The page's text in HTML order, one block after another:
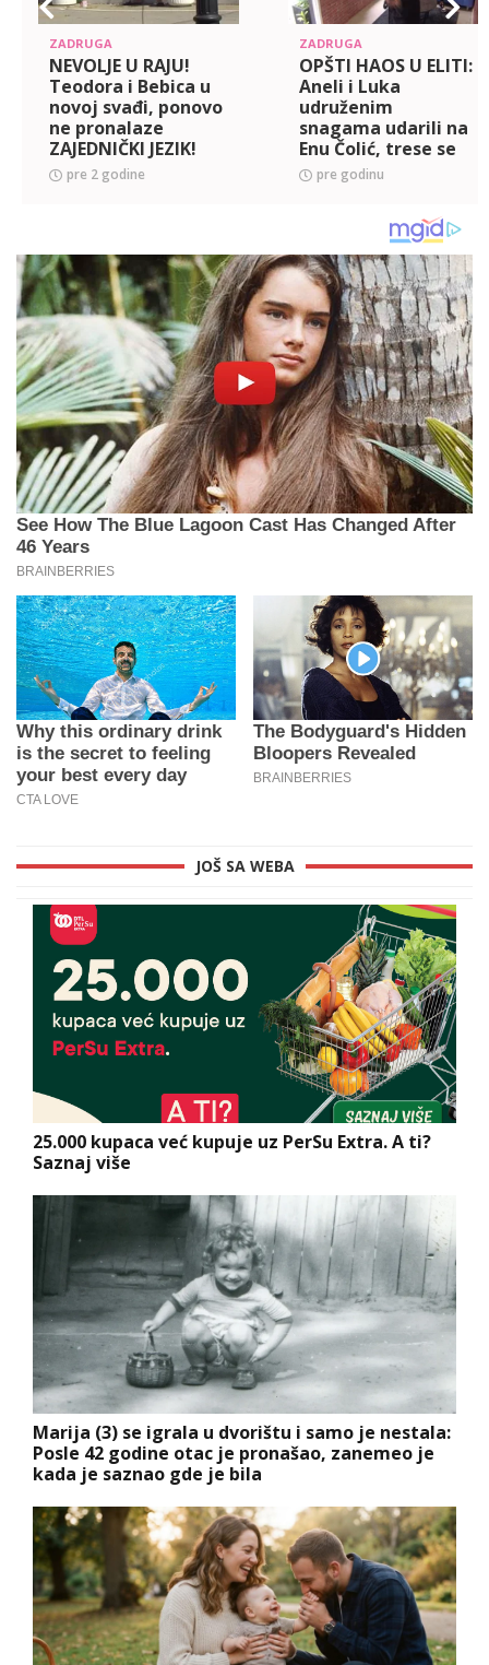
ZADRUGA
NEVOLJE U RAJU!
Teodora i Bebica u
novoj svađi, ponovo
ne pronalaze
ZAJEDNIČKI JEZIK!
(VIDEO)
pre 2 godine
ZADRUGA
OPŠTI HAOS U ELITI:
Aneli i Luka
udruženim
snagama udarili na
Enu Čolić, trese se
imanje od žestokih
svađa! (VIDEO)
pre godinu
JOŠ SA WEBA
25.000 kupaca već kupuje uz PerSu Extra. A ti?
Saznaj više
Marija (3) se igrala u dvorištu i samo je nestala:
Posle 42 godine otac je pronašao, zanemeo je
kada je saznao gde je bila